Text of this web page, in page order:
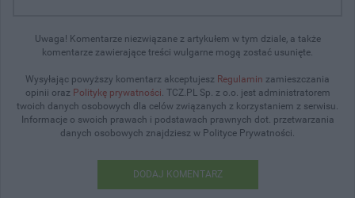
Uwaga! Komentarze niezwiązane z artykułem w tym dziale, a także
komentarze zawierające treści wulgarne mogą zostać usunięte.
Wysyłając powyższy komentarz akceptujesz Regulamin zamieszczania
opinii oraz Politykę prywatności. TCZ.PL Sp. z o.o. jest administratorem
twoich danych osobowych dla celów związanych z korzystaniem z serwisu.
Informacje o swoich prawach i podstawach prawnych dot. przetwarzania
danych osobowych znajdziesz w Polityce Prywatności.
DODAJ KOMENTARZ